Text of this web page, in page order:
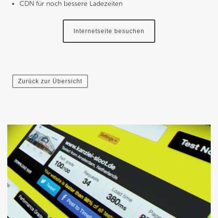
CDN für noch bessere Ladezeiten
Internetseite besuchen
Zurück zur Übersicht